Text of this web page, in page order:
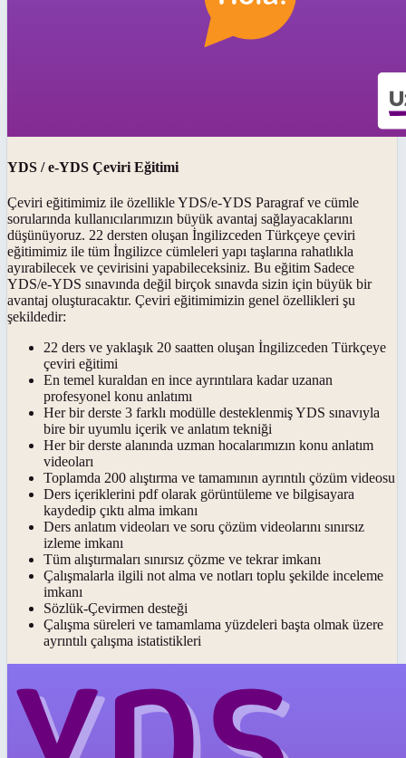
YDS / e-YDS Çeviri Eğitimi
Çeviri eğitimimiz ile özellikle YDS/e-YDS Paragraf ve cümle
sorularında kullanıcılarımızın büyük avantaj sağlayacaklarını
düşünüyoruz. 22 dersten oluşan İngilizceden Türkçeye çeviri
eğitimimiz ile tüm İngilizce cümleleri yapı taşlarına rahatlıkla
ayırabilecek ve çevirisini yapabileceksiniz. Bu eğitim Sadece
YDS/e-YDS sınavında değil birçok sınavda sizin için büyük bir
avantaj oluşturacaktır. Çeviri eğitimimizin genel özellikleri şu
şekildedir:
22 ders ve yaklaşık 20 saatten oluşan İngilizceden Türkçeye
çeviri eğitimi
En temel kuraldan en ince ayrıntılara kadar uzanan
profesyonel konu anlatımı
Her bir derste 3 farklı modülle desteklenmiş YDS sınavıyla
bire bir uyumlu içerik ve anlatım tekniği
Her bir derste alanında uzman hocalarımızın konu anlatım
videoları
Toplamda 200 alıştırma ve tamamının ayrıntılı çözüm videosu
Ders içeriklerini pdf olarak görüntüleme ve bilgisayara
kaydedip çıktı alma imkanı
Ders anlatım videoları ve soru çözüm videolarını sınırsız
izleme imkanı
Tüm alıştırmaları sınırsız çözme ve tekrar imkanı
Çalışmalarla ilgili not alma ve notları toplu şekilde inceleme
imkanı
Sözlük-Çevirmen desteği
Çalışma süreleri ve tamamlama yüzdeleri başta olmak üzere
ayrıntılı çalışma istatistikleri